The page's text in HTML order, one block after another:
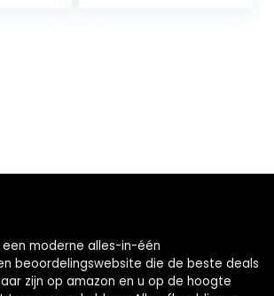
moderne alles-in-één
beoordelingswebsite die de beste deals
zijn op amazon en u op de hoogte